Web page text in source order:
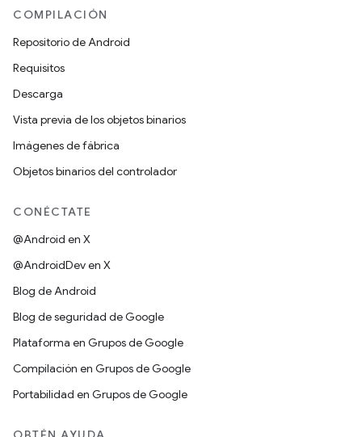
COMPILACIÓN
Repositorio de Android
Requisitos
Descarga
Vista previa de los objetos binarios
Imágenes de fábrica
Objetos binarios del controlador
CONÉCTATE
@Android en X
@AndroidDev en X
Blog de Android
Blog de seguridad de Google
Plataforma en Grupos de Google
Compilación en Grupos de Google
Portabilidad en Grupos de Google